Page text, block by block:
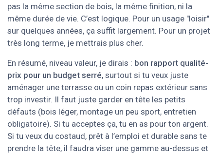
pas la même section de bois, la même finition, ni la
même durée de vie. C’est logique. Pour un usage "loisir"
sur quelques années, ça suffit largement. Pour un projet
très long terme, je mettrais plus cher.
En résumé, niveau valeur, je dirais : bon rapport qualité-
prix pour un budget serré, surtout si tu veux juste
aménager une terrasse ou un coin repas extérieur sans
trop investir. Il faut juste garder en tête les petits
défauts (bois léger, montage un peu sport, entretien
obligatoire). Si tu acceptes ça, tu en as pour ton argent.
Si tu veux du costaud, prêt à l’emploi et durable sans te
prendre la tête, il faudra viser une gamme au-dessus et